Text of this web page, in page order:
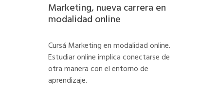
Marketing, nueva carrera en
modalidad online
Cursá Marketing en modalidad online.
Estudiar online implica conectarse de
otra manera con el entorno de
aprendizaje.